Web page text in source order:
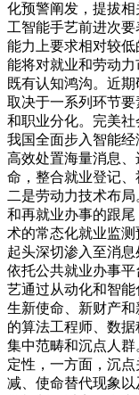
化预警阐发，提拔
工智能手艺前进次
能力上要求相对较
能将对就业和劳动
既有认知鸿沟。近
取决于一系列环节
和职业分化。完美社
我国全面步入智能
高效处置海量消息
命，整合就业登记、
二是劳动力技术布
和再就业办事的跟
术的常态化就业监
起头深切渗入至消息
依托公共就业办事
艺通过从动化和智
生新使命、新财产
的算法工程师、数
集中范畴和沉点人
定性，一方面，沉
减、使命替代现象